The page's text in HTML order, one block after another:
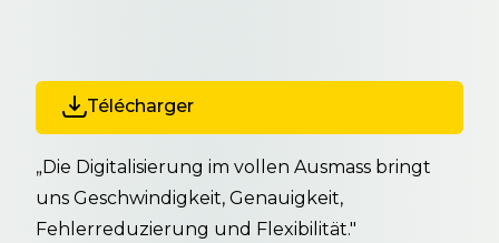
Télécharger
„Die Digitalisierung im vollen Ausmass bringt
uns Geschwindigkeit, Genauigkeit,
Fehlerreduzierung und Flexibilität."